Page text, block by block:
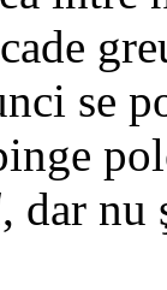
se
, dar nu